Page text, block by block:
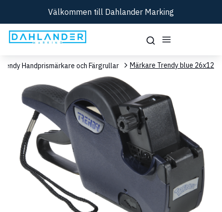
Välkommen till Dahlander Marking
Handprismärkare och Färgrullar Märkare Trendy blue 26x12